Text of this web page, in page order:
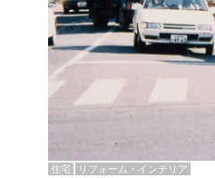
住宅 リフォーム・インテリア